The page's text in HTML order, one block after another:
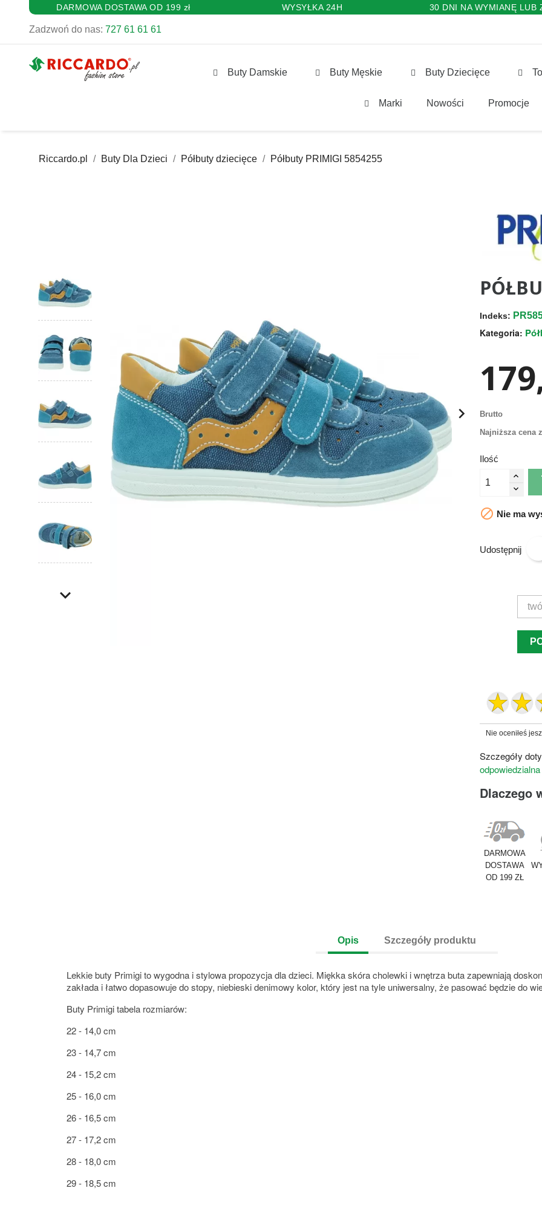
DARMOWA DOSTAWA OD 199 zł WYSYŁKA 24H 30 DNI NA WYMIANĘ LUB
Zadzwoń do nas: 727 61 61 61
Buty Damskie Buty Męskie Buty Dziecięce
Marki Nowości Promocje
Riccardo.pl Buty Dla Dzieci Półbuty dziecięce Półbuty PRIMIGI 5854255

Indeks:
Kategoria:
Brutto
Najniższa cena
Ilość
 Nie ma
Udostępnij
Nie oceniłeś
Szczegóły
Dlaczego
DARMOWA
DOSTAWA
OD 199 ZŁ
Opis Szczegóły produktu
Lekkie buty Primigi to wygodna i stylowa propozycja dla dzieci. Miękka skóra cholewki i wnętrza buta zapewniają
zakłada i łatwo dopasowuje do stopy, niebieski denimowy kolor, który jest na tyle uniwersalny, że pasować będzie do
Buty Primigi tabela rozmiarów:
22 - 14,0 cm
23 - 14,7 cm
24 - 15,2 cm
25 - 16,0 cm
26 - 16,5 cm
27 - 17,2 cm
28 - 18,0 cm
29 - 18,5 cm